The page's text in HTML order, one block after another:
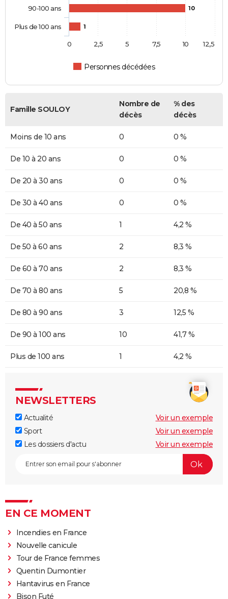
10
1
Personnes décédées
90-100 ans
Plus de 100 ans
0 10
2,5 5 7,5 12,5
Famille SOULOY
Nombre de
décès
% des
décès
Moins de 10 ans 0 0 %
De 10 à 20 ans 0 0 %
De 20 à 30 ans 0 0 %
De 30 à 40 ans 0 0 %
De 40 à 50 ans 1 4,2 %
De 50 à 60 ans 2 8,3 %
De 60 à 70 ans 2 8,3 %
De 70 à 80 ans 5 20,8 %
De 80 à 90 ans 3 12,5 %
De 90 à 100 ans 10 41,7 %
Plus de 100 ans 1 4,2 %
NEWSLETTERS
Actualité
Voir un exemple
Sport
Voir un exemple
Les dossiers d'actu
Voir un exemple
EN CE MOMENT
Incendies en France
Nouvelle canicule
Tour de France femmes
Quentin Dumontier
Hantavirus en France
Bison Futé